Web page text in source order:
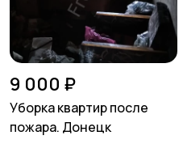
9 000 ₽
Уборка квартир после
пожара. Донецк